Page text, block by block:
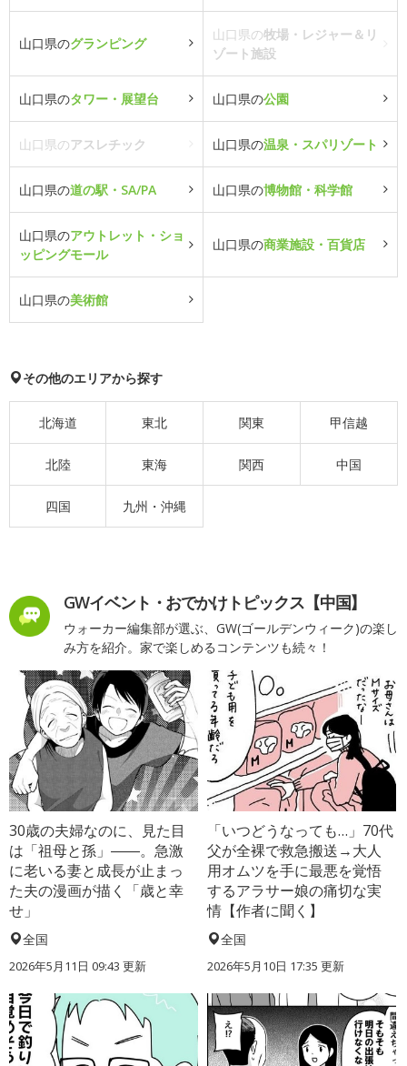
山口県のグランピング
山口県の牧場・レジャー＆リ
ゾート施設
山口県のタワー・展望台 山口県の公園
山口県のアスレチック 山口県の温泉・スパリゾート
山口県の道の駅・SA/PA 山口県の博物館・科学館
山口県のアウトレット・ショ
ッピングモール
山口県の商業施設・百貨店
山口県の美術館
その他のエリアから探す
北海道 東北 関東 甲信越
北陸 東海 関西 中国
四国 九州・沖縄
GWイベント・おでかけトピックス【中国】
ウォーカー編集部が選ぶ、GW(ゴールデンウィーク)の楽し
み方を紹介。家で楽しめるコンテンツも続々！
30歳の夫婦なのに、見た目
は「祖母と孫」――。急激
に老いる妻と成長が止まっ
た夫の漫画が描く「歳と幸
せ」
全国
2026年5月11日 09:43 更新
「いつどうなっても…」70代
父が全裸で救急搬送→大人
用オムツを手に最悪を覚悟
するアラサー娘の痛切な実
情【作者に聞く】
全国
2026年5月10日 17:35 更新